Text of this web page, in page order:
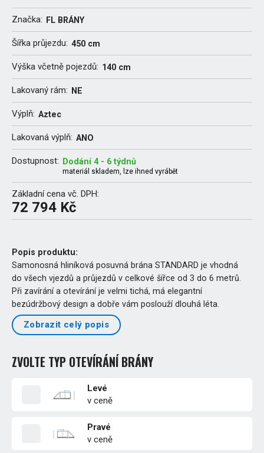
Značka: FL BRÁNY
Šířka průjezdu: 450 cm
Výška včetně pojezdů: 140 cm
Lakovaný rám: NE
Výplň: Aztec
Lakovaná výplň: ANO
Dostupnost: Dodání 4 - 6 týdnů
materiál skladem, lze ihned vyrábět
Základní cena vč. DPH:
72 794 Kč
Popis produktu:
Samonosná hliníková posuvná brána STANDARD je vhodná
do všech vjezdů a průjezdů v celkové šířce od 3 do 6 metrů.
Při zavírání a otevírání je velmi tichá, má elegantní
bezúdržbový design a dobře vám poslouží dlouhá léta.
Zobrazit celý popis
ZVOLTE TYP OTEVÍRÁNÍ BRÁNY
Levé
v ceně
Pravé
v ceně